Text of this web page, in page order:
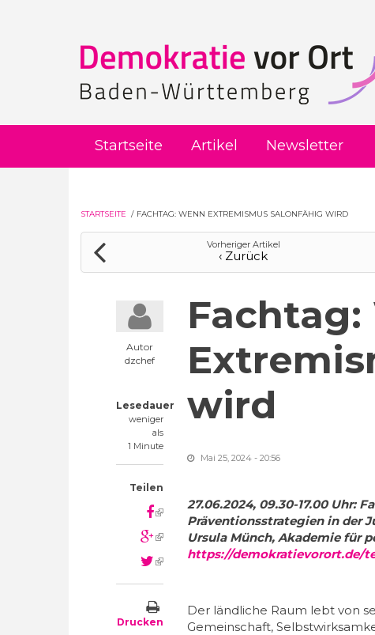
Startseite Artikel Newsletter
STARTSEITE / FACHTAG: WENN EXTREMISMUS SALONFÄHIG WIRD
Vorheriger Artikel
‹ Zurück
Autor
dzchef
Lesedauer
weniger
als
1 Minute
Teilen
(link is external)
(link is external)
(link is external)
Drucken
Fachtag:
wird
Mai 25, 2024 - 20:56
27.06.2024, 09.30-17.00 Uhr:
Präventionsstrategien in der
Ursula Münch, Akademie für
https://demokratievorort.de/
Der ländliche Raum lebt von
Gemeinschaft,